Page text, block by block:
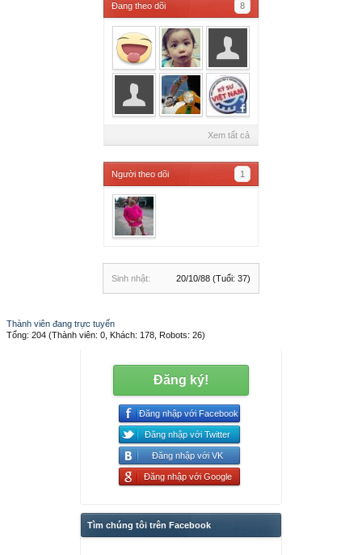
Đang theo dõi 8
Xem tất cả
Người theo dõi 1
Sinh nhật: 20/10/88 (Tuổi: 37)
Thành viên đang trực tuyến
Tổng: 204 (Thành viên: 0, Khách: 178, Robots: 26)
Đăng ký!
Đăng nhập với Facebook
Đăng nhập với Twitter
Đăng nhập với VK
Đăng nhập với Google
Tìm chúng tôi trên Facebook